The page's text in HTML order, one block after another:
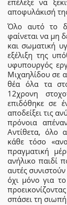
αποφυλάκισή
Όλο αυτό το
φαίνεται να μη
και σωματική
εξέλιξη της
υφυπουργός
Μιχαηλίδου σε
θέα όλα τα
12χρονη
επιδόθηκε σε
αποδείξει τις
πρόνοια
Αντίθετα, όλο
κάθε τόσο
πραγματική
ανήλικο παιδί
αυτές
όχι μόνο για
σπάσει τη